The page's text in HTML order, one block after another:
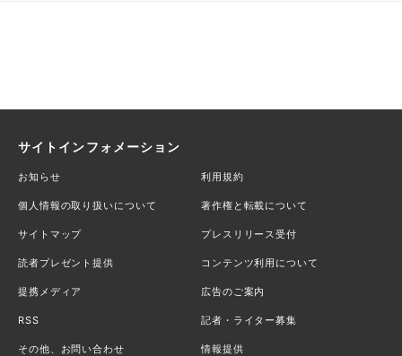
サイトインフォメーション
お知らせ 利用規約
個人情報の取り扱いについて 著作権と転載について
サイトマップ プレスリリース受付
読者プレゼント提供 コンテンツ利用について
提携メディア 広告のご案内
RSS 記者・ライター募集
その他、お問い合わせ 情報提供